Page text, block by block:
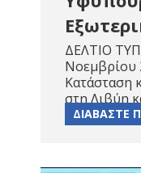
ΔΕΛΤΙΟ
Κατάσταση
στη Λιβύη
ΔΙΑΒΑΣΤΕ